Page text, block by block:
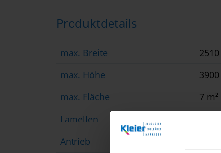
Produktdetails
max. Breite
max. Höhe
max. Fläche
7 m²
Lamellen
Antrieb